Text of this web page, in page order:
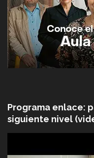
Programa enlace:
siguiente nivel